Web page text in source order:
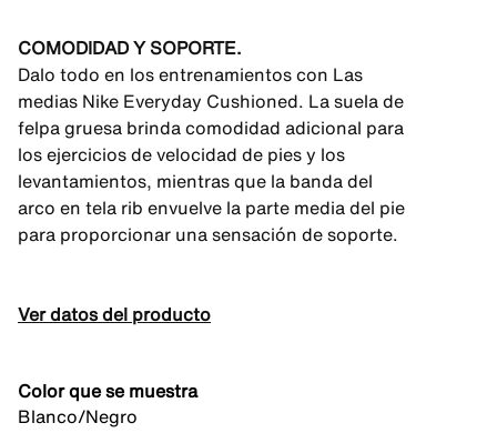
COMODIDAD Y SOPORTE.
Dalo todo en los entrenamientos con Las
medias Nike Everyday Cushioned. La suela de
felpa gruesa brinda comodidad adicional para
los ejercicios de velocidad de pies y los
levantamientos, mientras que la banda del
arco en tela rib envuelve la parte media del pie
para proporcionar una sensación de soporte.
Ver datos del producto
Color que se muestra
Blanco/Negro